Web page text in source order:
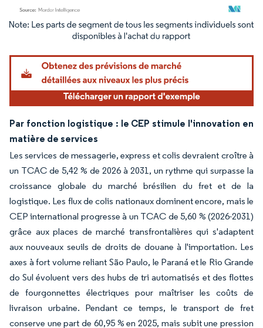
Image © Mordor Intelligence. La réutilisation nécessite une attribution sous CC BY
Par fonction logistique : le CEP stimule l'innovation en
matière de services
Les services de messagerie, express et colis devraient croître à
un TCAC de 5,42 % de 2026 à 2031, un rythme qui surpasse la
croissance globale du marché brésilien du fret et de la
logistique. Les flux de colis nationaux dominent encore, mais le
CEP international progresse à un TCAC de 5,60 % (2026-2031)
grâce aux places de marché transfrontalières qui s'adaptent
aux nouveaux seuils de droits de douane à l'importation. Les
axes à fort volume reliant São Paulo, le Paraná et le Rio Grande
do Sul évoluent vers des hubs de tri automatisés et des flottes
de fourgonnettes électriques pour maîtriser les coûts de
livraison urbaine. Pendant ce temps, le transport de fret
conserve une part de 60,95 % en 2025, mais subit une pression